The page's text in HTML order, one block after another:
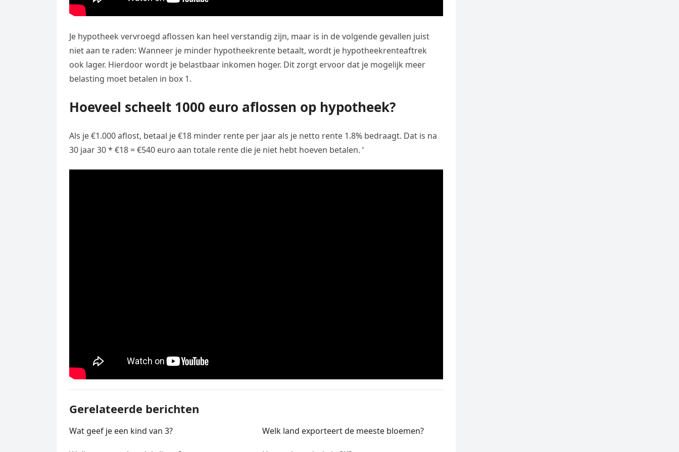
Je hypotheek vervroegd aflossen kan heel verstandig zijn, maar is in de volgende gevallen juist
niet aan te raden: Wanneer je minder hypotheekrente betaalt, wordt je hypotheekrenteaftrek
ook lager. Hierdoor wordt je belastbaar inkomen hoger. Dit zorgt ervoor dat je mogelijk meer
belasting moet betalen in box 1.
Hoeveel scheelt 1000 euro aflossen op hypotheek?
Als je €1.000 aflost, betaal je €18 minder rente per jaar als je netto rente 1.8% bedraagt. Dat is na
30 jaar 30 * €18 = €540 euro aan totale rente die je niet hebt hoeven betalen. ‘
Gerelateerde berichten
Wat geef je een kind van 3? Welk land exporteert de meeste bloemen?